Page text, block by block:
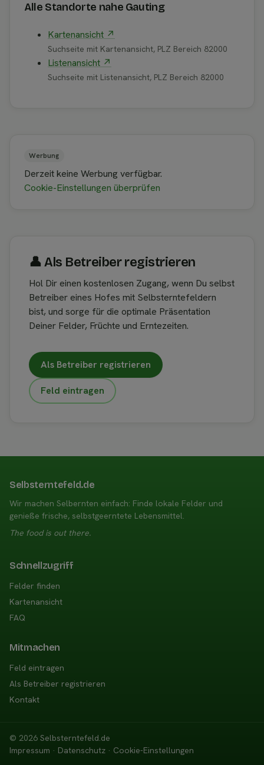
Alle Standorte nahe Gauting
Kartenansicht ↗
Suchseite mit Kartenansicht, PLZ Bereich 82000
Listenansicht ↗
Suchseite mit Listenansicht, PLZ Bereich 82000
Werbung
Derzeit keine Werbung verfügbar.
Cookie-Einstellungen überprüfen
👤︎ Als Betreiber registrieren
Hol Dir einen kostenlosen Zugang, wenn Du selbst
Betreiber eines Hofes mit Selbsterntefeldern
bist, und sorge für die optimale Präsentation
Deiner Felder, Früchte und Erntezeiten.
Als Betreiber registrieren
Feld eintragen
Selbsterntefeld.de
Wir machen Selbernten einfach: Finde lokale Felder und
genieße frische, selbstgeerntete Lebensmittel.
The food is out there.
Schnellzugriff
Felder finden
Kartenansicht
FAQ
Mitmachen
Feld eintragen
Als Betreiber registrieren
Kontakt
© 2026 Selbsterntefeld.de
Impressum · Datenschutz · Cookie-Einstellungen